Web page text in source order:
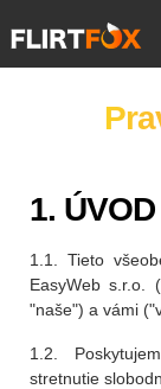
1. ÚVOD
1.1. Tieto
EasyWeb s.r.o.
"naše") a vámi
1.2.
stretnutie